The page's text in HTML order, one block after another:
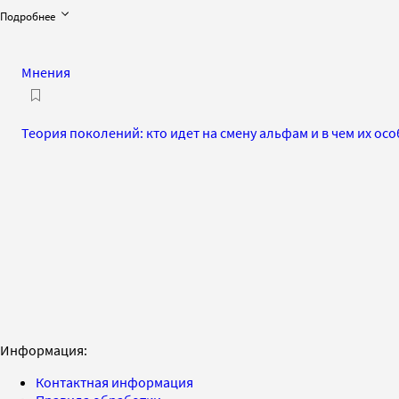
Подробнее
Мнения
Теория поколений: кто идет на смену альфам и в чем их
Информация:
Контактная информация